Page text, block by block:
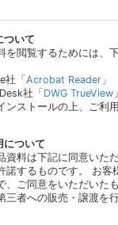
ついて
を閲覧するためには、
社「Acrobat Reader 」
社「DWG TrueView 」
ンストールの上、ご利
について
資料は下記に同意いた
諾するものです。 お客
、ご同意をいただいた
三者への販売・譲渡を